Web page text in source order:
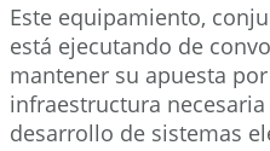
Este equipamiento,
está ejecutando de
mantener su apuesta
infraestructura
desarrollo de sistemas